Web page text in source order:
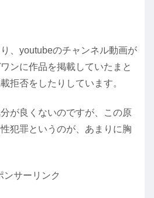
、youtubeのチャンネル動画が
ンに作品を掲載していたまと
拒否をしたりしています。
が良くないのですが、この原
犯罪というのが、あまりに胸
ンサーリンク